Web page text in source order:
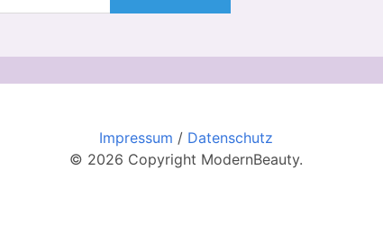
Impressum / Datenschutz
© 2026 Copyright ModernBeauty.